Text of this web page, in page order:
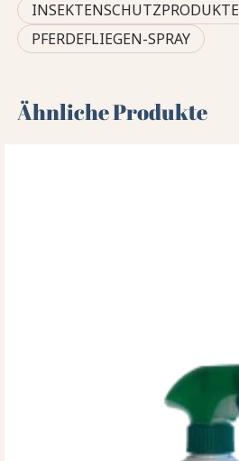
INSEKTENSCHUTZPRODUKTE
PFERDEFLIEGEN-SPRAY
Ähnliche Produkte